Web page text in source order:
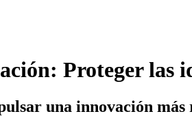
Proteger las
una innovación más